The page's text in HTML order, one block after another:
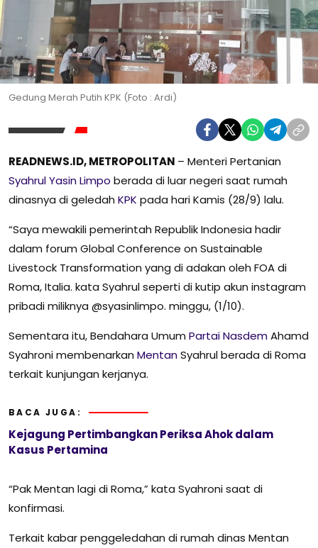
Gedung Merah Putih KPK (Foto : Ardi)
READNEWS.ID, METROPOLITAN – Menteri Pertanian
Syahrul Yasin Limpo berada di luar negeri saat rumah
dinasnya di geledah KPK pada hari Kamis (28/9) lalu.
“Saya mewakili pemerintah Republik Indonesia hadir
dalam forum Global Conference on Sustainable
Livestock Transformation yang di adakan oleh FOA di
Roma, Italia. kata Syahrul seperti di kutip akun instagram
pribadi miliknya @syasinlimpo. minggu, (1/10).
Sementara itu, Bendahara Umum Partai NasdemAhamd
Syahroni membenarkan MentanSyahrul berada di Roma
terkait kunjungan kerjanya.
BACA JUGA:
Kejagung Pertimbangkan Periksa Ahok dalam
Kasus Pertamina
“Pak Mentan lagi di Roma,” kata Syahroni saat di
konfirmasi.
Terkait kabar penggeledahan di rumah dinas Mentan